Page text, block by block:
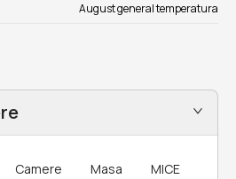
August general temperatura
Camere Masa MICE